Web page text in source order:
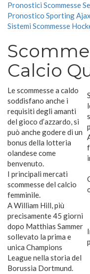
Pronostici Scommesse
Pronostico Sporting Ajax
Sistemi Scommesse
Calcio
Le scommesse a caldo
soddisfano anche i
requisiti degli amanti
del gioco d’azzardo, si
può anche godere di un
bonus della lotteria
olandese come
benvenuto.
I principali mercati
scommesse del calcio
femminile.
A William Hill, più
precisamente 45 giorni
dopo Matthias Sammer
sollevato la prima e
unica Champions
League nella storia del
Borussia Dortmund.